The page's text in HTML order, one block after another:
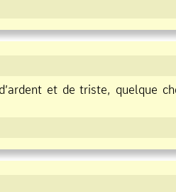
et de triste, quelque